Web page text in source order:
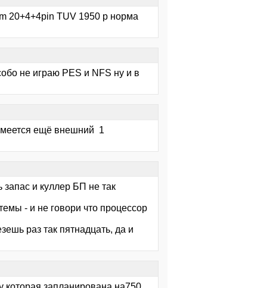
20+4+4pin TUV 1950 р норма
не играю PES и NFS ну и в
ещё внешний 1
запас и куллер БП не так
- и не говори что процессор
раз так пятнадцать, да и